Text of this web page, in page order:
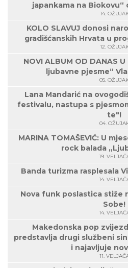
japankama na Biokovu“
14.
KOLO SLAVUJ donosi
gradišćanskih Hrvata u
12.
NOVI ALBUM OD DANAS
ljubavne pjesme“
05.
Lana Mandarić na
festivalu, nastupa s
te"!
04.
MARINA TOMAŠEVIĆ: U
rock balada
19.
Banda turizma rasplesala
14.
Nova funk poslastica stiže
Sobe!
14.
Makedonska pop
predstavlja drugi službeni
i najavljuje
11.